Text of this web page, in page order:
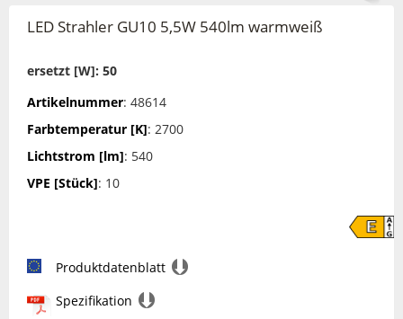
LED Strahler GU10 5,5W 540lm warmweiß
ersetzt [W]: 50
Artikelnummer: 48614
Farbtemperatur [K]: 2700
Lichtstrom [lm]: 540
VPE [Stück]: 10
Produktdatenblatt
Spezifikation